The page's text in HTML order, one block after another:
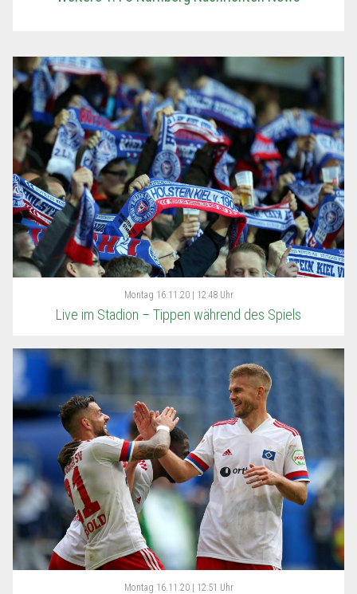
Montag 16.11.20 | 12:48 Uhr
Live im Stadion – Tippen während des Spiels
Montag 16.11.20 | 12:51 Uhr